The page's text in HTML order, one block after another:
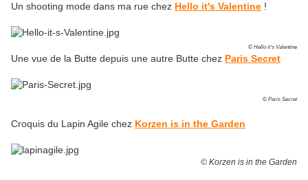
Un shooting mode dans ma rue chez Hello it's Valentine !
© Hello it's Valentine
Une vue de la Butte depuis une autre Butte chez Paris Secret
© Paris Secret
Croquis du Lapin Agile chez Korzen is in the Garden
© Korzen is in the Garden